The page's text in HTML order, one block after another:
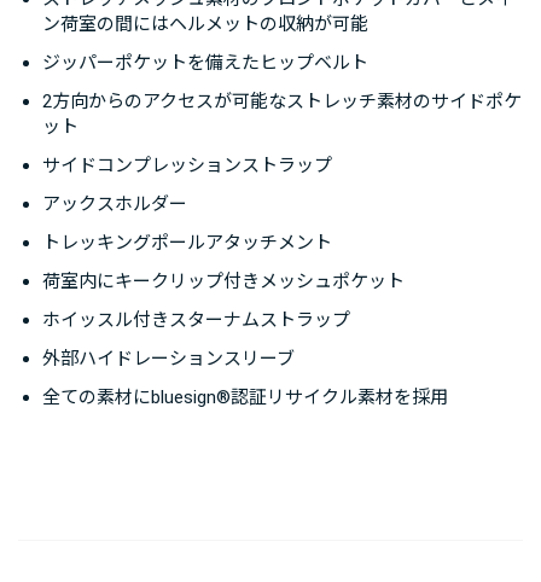
ショルダーハーネスはもちろんのこと、ヒップベルトや
本体のサイドなど豊富な収納スペースが備えられて、行
動中に立ち止まりたくないプレイヤーに最適なパックで
す。
てタロンベロシティ20がラインナップされています。
ン荷室の間にはヘルメットの収納が可能
ジッパーポケットを備えたヒップベルト
2方向からのアクセスが可能なストレッチ素材のサイドポケ
ット
サイドコンプレッションストラップ
アックスホルダー
トレッキングポールアタッチメント
荷室内にキークリップ付きメッシュポケット
ホイッスル付きスターナムストラップ
外部ハイドレーションスリーブ
全ての素材にbluesign®認証リサイクル素材を採用